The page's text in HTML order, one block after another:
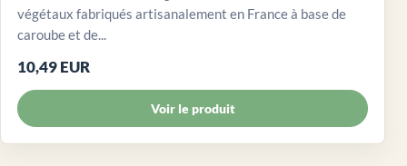
végétaux fabriqués artisanalement en France à base de
caroube et de...
10,49 EUR
Voir le produit